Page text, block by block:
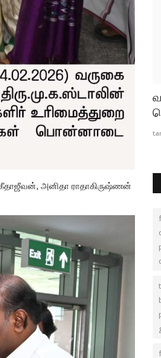
கீதாஜீவன், அனிதா ராதாகிருஷ்ணன்
மத்திய அரசுக்கு
உப்பு...
130